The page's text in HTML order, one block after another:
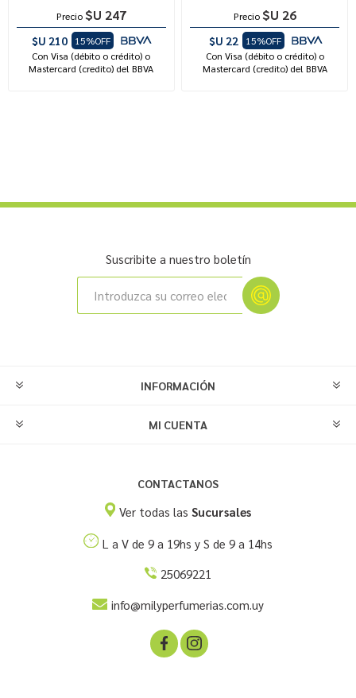
Precio $U 247
$U 210
15%OFF
Con Visa (débito o crédito) o
Mastercard (credito) del BBVA
Precio $U 26
$U 22
15%OFF
Con Visa (débito o crédito) o
Mastercard (credito) del BBVA
Suscribite a nuestro boletín
INFORMACIÓN
MI CUENTA
CONTACTANOS
Ver todas las Sucursales
L a V de 9 a 19hs y S de 9 a 14hs
25069221
info@milyperfumerias.com.uy